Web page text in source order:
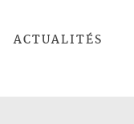
ACTUALITÉS